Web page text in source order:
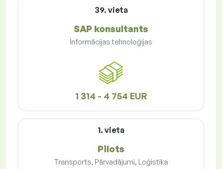
39. vieta
SAP konsultants
Informācijas tehnoloģijas
1 314 - 4 754 EUR
1. vieta
Pilots
Transports, Pārvadājumi, Loģistika